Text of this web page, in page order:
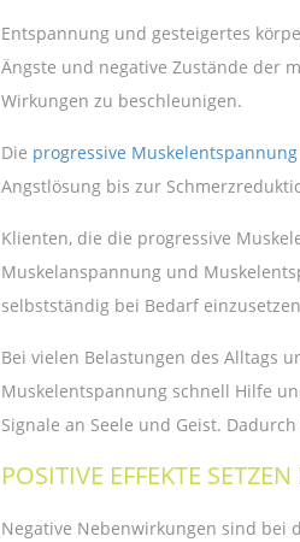
Entspannung und gesteigertes
Ängste und negative Zustände der
Wirkungen zu beschleunigen.
Die progressive Muskelentspannung
Angstlösung bis zur
Klienten, die die progressive
Muskelanspannung und
selbstständig bei Bedarf
Bei vielen Belastungen des Alltags
Muskelentspannung schnell Hilfe
Signale an Seele und Geist.
POSITIVE EFFEKTE SETZEN
Negative Nebenwirkungen sind bei